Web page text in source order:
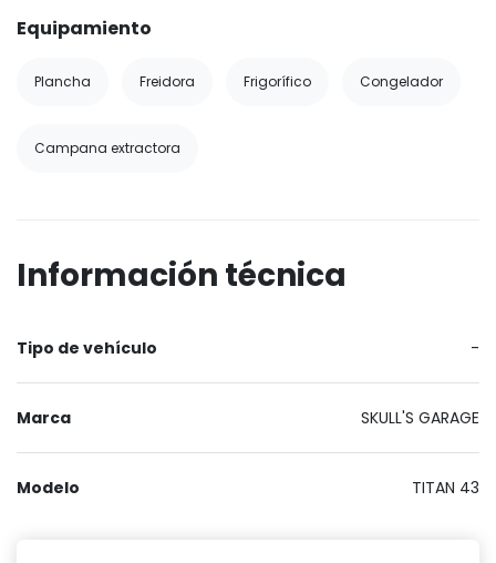
Equipamiento
Plancha Freidora Frigorífico Congelador
Campana extractora
Información técnica
Tipo de vehículo -
Marca SKULL'S GARAGE
Modelo TITAN 43